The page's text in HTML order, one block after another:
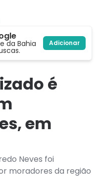
da Bahia Adicionar
é
em
Neves foi
moradores da região